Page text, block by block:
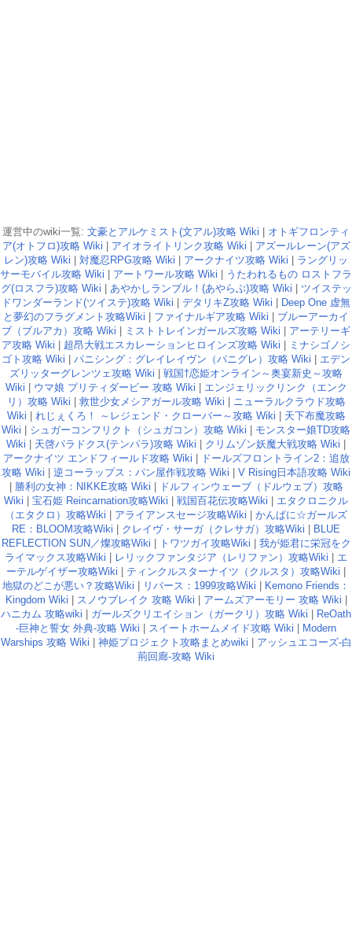
運営中のwiki一覧: 文豪とアルケミスト(文アル)攻略 Wiki
オトギフロンティ
ア(オトフロ)攻略 Wiki
アイオライトリンク攻略 Wiki
アズールレーン(アズ
レン)攻略 Wiki
対魔忍RPG攻略 Wiki アークナイツ攻略 Wiki
ラングリッ
サーモバイル攻略 Wiki
アートワール攻略 Wiki
うたわれるもの ロストフラ
グ(ロスフラ)攻略 Wiki
あやかしランブル！(あやらぶ)攻略 Wiki
ツイステッ
ドワンダーランド(ツイステ)攻略 Wiki
デタリキZ攻略 Wiki
Deep One 虚無
と夢幻のフラグメント攻略Wiki
ファイナルギア攻略 Wiki
ブルーアーカイ
ブ（ブルアカ）攻略 Wiki
ミストトレインガールズ攻略 Wiki
アーテリーギ
ア攻略 Wiki
超昂大戦エスカレーションヒロインズ攻略 Wiki
ミナシゴノシ
ゴト攻略 Wiki
パニシング：グレイレイヴン（パニグレ）攻略 Wiki
エデン
ズリッターグレンツェ攻略 Wiki
戦国†恋姫オンライン～奥宴新史～攻略
Wiki
ウマ娘 プリティダービー 攻略 Wiki
エンジェリックリンク（エンク
リ）攻略 Wiki
救世少女メシアガール攻略 Wiki
ニューラルクラウド攻略
Wiki
れじぇくろ！ ～レジェンド・クローバー～攻略 Wiki
天下布魔攻略
Wiki
シュガーコンフリクト（シュガコン）攻略 Wiki
モンスター娘TD攻略
Wiki
天啓パラドクス(テンパラ)攻略 Wiki クリムゾン妖魔大戦攻略 Wiki
アークナイツ エンドフィールド攻略 Wiki
ドールズフロントライン2：追放
攻略 Wiki
逆コーラップス：パン屋作戦攻略 Wiki
V Rising日本語攻略 Wiki
勝利の女神：NIKKE攻略 Wiki
ドルフィンウェーブ（ドルウェブ）攻略
Wiki
宝石姫 Reincarnation攻略Wiki 戦国百花伝攻略Wiki
エタクロニクル
（エタクロ）攻略Wiki
アライアンスセージ攻略Wiki
かんぱに☆ガールズ
RE：BLOOM攻略Wiki
クレイヴ・サーガ（クレサガ）攻略Wiki
BLUE
REFLECTION SUN／燦攻略Wiki
トワツガイ攻略Wiki
我が姫君に栄冠をク
ライマックス攻略Wiki
レリックファンタジア（レリファン）攻略Wiki
エ
ーテルゲイザー攻略Wiki
ティンクルスターナイツ（クルスタ）攻略Wiki
地獄のどこが悪い？攻略Wiki
リバース：1999攻略Wiki
Kemono Friends：
Kingdom Wiki
スノウブレイク 攻略 Wiki アームズアーモリー 攻略 Wiki
ハニカム 攻略wiki
ガールズクリエイション（ガークリ）攻略 Wiki
ReOath
-巨神と誓女 外典-攻略 Wiki
スイートホームメイド攻略 Wiki
Modern
Warships 攻略 Wiki
神姫プロジェクト攻略まとめwiki
アッシュエコーズ-白
荊回廊-攻略 Wiki